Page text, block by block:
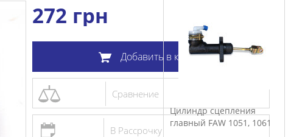
272 грн
Добавить в корзину
Сравнение
В Рассрочку
Цилиндр сцепления
главный FAW 1051, 1061